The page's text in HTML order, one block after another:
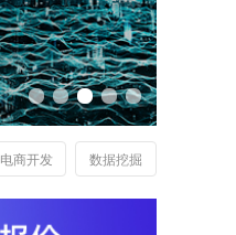
电商开发 数据挖掘